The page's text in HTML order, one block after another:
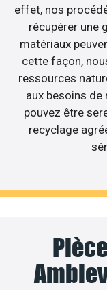
effet, nos
récupérer une
matériaux
cette façon,
ressources
aux besoins de
pouvez être
recyclage